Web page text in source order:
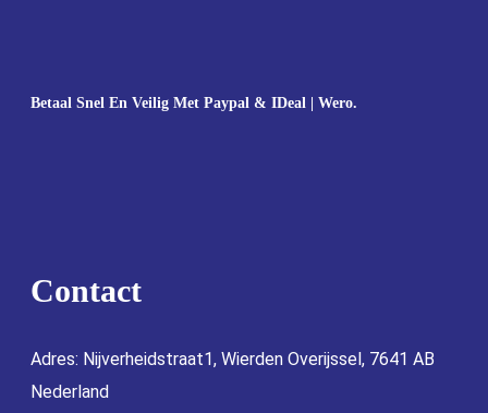
Betaal Snel En Veilig Met Paypal & IDeal | Wero.
Contact
Adres: Nijverheidstraat1, Wierden Overijssel, 7641 AB
Nederland